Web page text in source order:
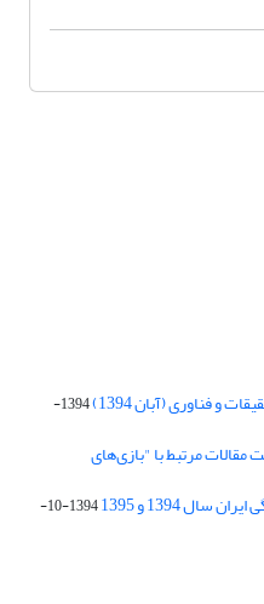
فناوری (آبان 1394)
1394-
1395 برای دریافت مقالات مرتبط با "بازی‌های
1394 و 1395
1394-10-